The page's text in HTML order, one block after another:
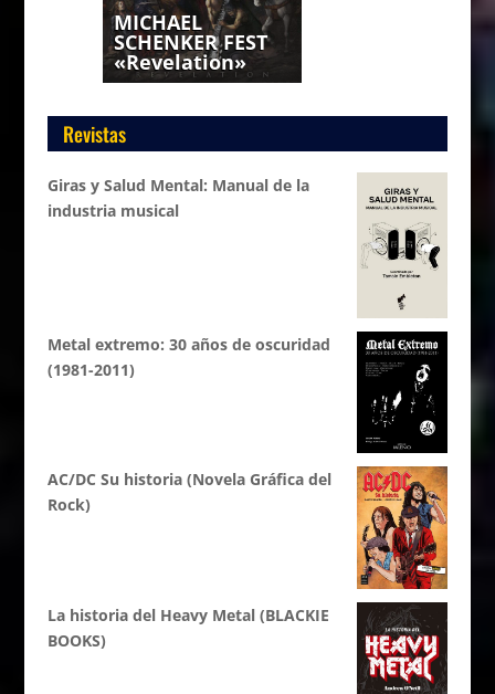
MICHAEL
SCHENKER FEST
«Revelation»
Revistas
Giras y Salud Mental: Manual de la
industria musical
Metal extremo: 30 años de oscuridad
(1981-2011)
AC/DC Su historia (Novela Gráfica del
Rock)
La historia del Heavy Metal (BLACKIE
BOOKS)